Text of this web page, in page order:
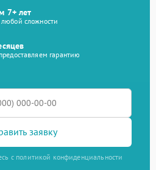
7+ лет
сложности
гарантию
заявку
с политикой конфиденциальности